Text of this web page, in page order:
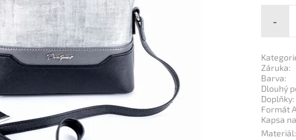
-
Záruka:
Barva:
Dlouhý
Doplňky:
Formát
Kapsa
Materiál: